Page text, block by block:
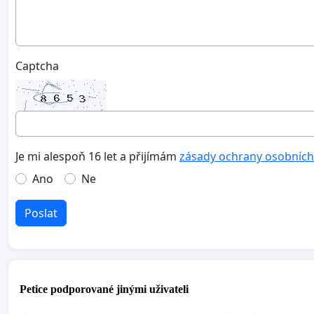
Captcha
Je mi alespoň 16 let a přijímám zásady ochrany
Ano
Ne
Poslat
Petice podporované jinými uživateli